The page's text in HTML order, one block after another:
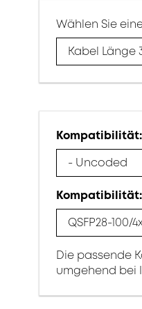
Wählen Sie
Kabel Länge
- Uncoded
QSFP28-100/
Die passende
umgehend bei